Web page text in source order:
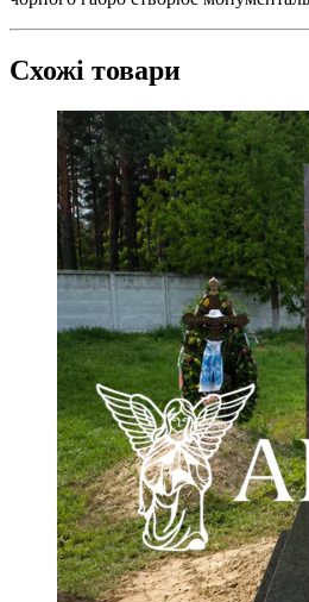
Схожі товари